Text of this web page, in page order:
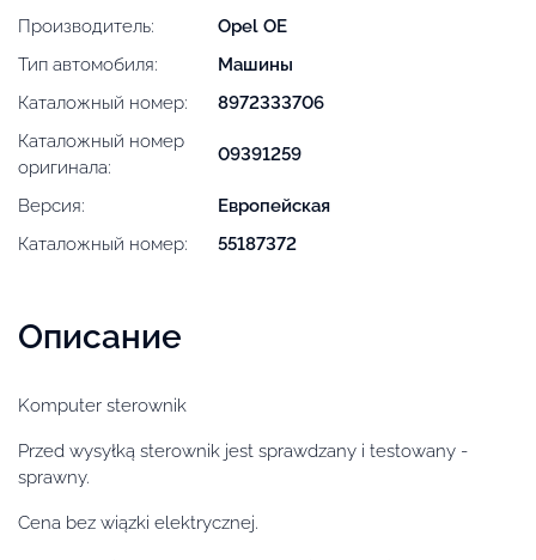
Производитель:
Opel OE
Тип автомобиля:
Машины
Каталожный номер:
8972333706
Каталожный номер
оригинала:
09391259
Версия:
Европейская
Каталожный номер:
55187372
Описание
Komputer sterownik
Przed wysyłką sterownik jest sprawdzany i testowany -
sprawny.
Cena bez wiązki elektrycznej.